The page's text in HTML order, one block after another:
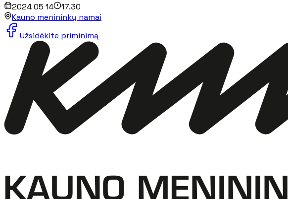
2024 05 14
17.30
Kauno menininkų namai
Užsidėkite priminimą